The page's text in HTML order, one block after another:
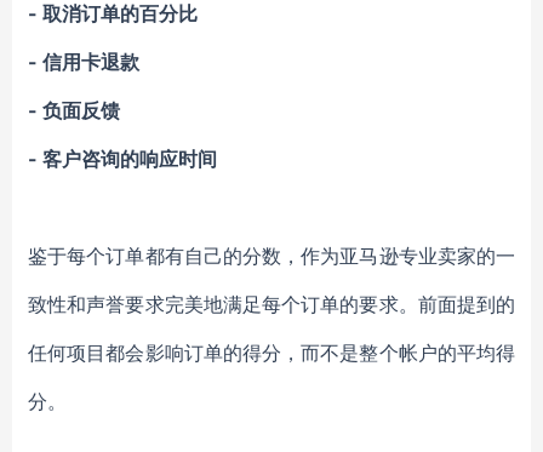
- 取消订单的百分比
- 信用卡退款
- 负面反馈
- 客户咨询的响应时间
鉴于每个订单都有自己的分数，作为亚马逊专业卖家的一
致性和声誉要求完美地满足每个订单的要求。前面提到的
任何项目都会影响订单的得分，而不是整个帐户的平均得
分。